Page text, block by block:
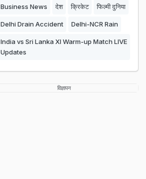
Business News देश क्रिकेट फिल्मी दुनिया
Delhi Drain Accident Delhi-NCR Rain
India vs Sri Lanka XI Warm-up Match LIVE
Updates
विज्ञापन